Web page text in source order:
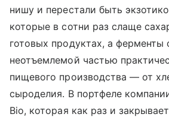
нишу и перестали быть
которые в сотни раз слаще
готовых продуктах, а ферменты
неотъемлемой частью
пищевого производства — от
сыроделия. В портфеле
Bio, которая как раз и